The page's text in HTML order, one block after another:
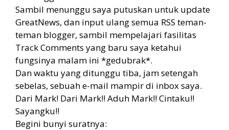
Sambil menunggu saya putuskan untuk update
GreatNews, dan input ulang semua RSS teman-
teman blogger, sambil mempelajari fasilitas
Track Comments yang baru saya ketahui
fungsinya malam ini *gedubrak*.
Dan waktu yang ditunggu tiba, jam setengah
sebelas, sebuah e-mail mampir di inbox saya.
Dari Mark! Dari Mark!! Aduh Mark!! Cintaku!!
Sayangku!!
Begini bunyi suratnya: